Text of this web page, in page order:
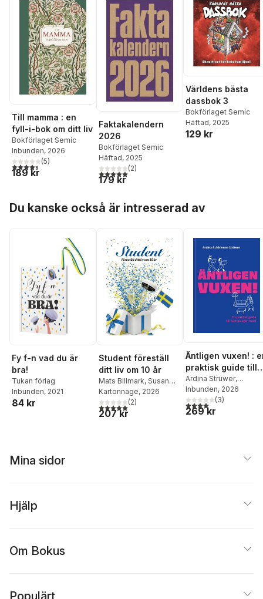
Till mamma : en
fyll-i-bok om ditt liv
Bokförlaget Semic
Inbunden, 2026
4,4utav 5 stjärnor. Totalt antal röster:
(5)
189 kr
Faktakalendern
2026
Bokförlaget Semic
Häftad, 2025
5,0utav 5 stjärnor. Totalt antal röster:
(2)
179 kr
Världens bästa
dassbok 3
Bokförlaget Semic
Häftad, 2025
129 kr
Du kanske också är intresserad av
Fy f-n vad du är
bra!
Tukan förlag
Inbunden, 2021
84 kr
Student föreställ
ditt liv om 10 år
Mats Billmark, Susan
Billmark
Kartonnage, 2026
5,0utav 5 stjärnor. Totalt antal röster:
(2)
207 kr
Äntligen vuxen! :
praktisk guide till
livet på egen hand
Ardina Strüwer,
Adrienne Strüwer
Edström
Inbunden, 2026
4,0utav 5 stjärnor.
(3)
269 kr
Mina sidor
Hjälp
Om Bokus